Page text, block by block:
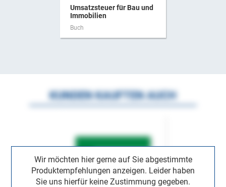
Umsatzsteuer für Bau und
Immobilien
Buch
Wir möchten hier gerne auf Sie abgestimmte
Produktempfehlungen anzeigen. Leider haben
Sie uns hierfür keine Zustimmung gegeben.
KUNDEN KAUFTEN AUCH